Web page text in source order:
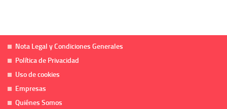
Nota Legal y Condiciones Generales
Política de Privacidad
Uso de cookies
Empresas
Quiénes Somos